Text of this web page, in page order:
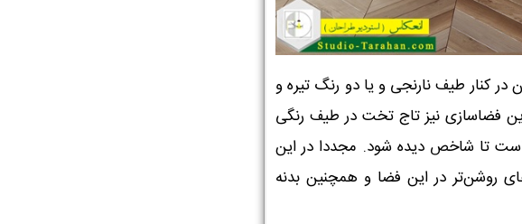
در کنار طیف نارنجی و یا دو رنگ تیره و
فضاسازی نیز تاج تخت در طیف رنگی
تا شاخص دیده شود. مجددا در این
روشن‌تر در این فضا و همچنین بدنه